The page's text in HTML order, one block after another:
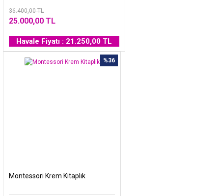
36.400,00 TL
25.000,00 TL
Havale Fiyatı : 21.250,00 TL
%36
Montessori Krem Kitaplık